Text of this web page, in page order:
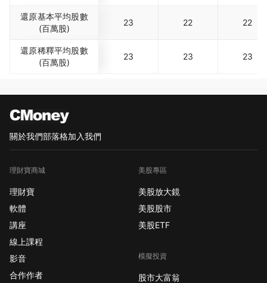
還原基本平均股數
(百萬股)
23 22 22
還原稀釋平均股數
(百萬股)
23 23 23
關於我們部落格加入我們
理財寶商城
理財寶
軟體
講座
線上課程
影音
合作作者
美股專區
美股放大鏡
美股股市
美股ETF
模擬投資
股市大富翁